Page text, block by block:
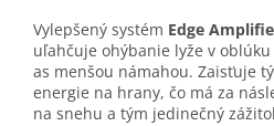
Vylepšený systém Edge
uľahčuje ohýbanie lyže v
as menšou námahou. Zaisťuje
energie na hrany, čo má za
na snehu a tým jedinečný